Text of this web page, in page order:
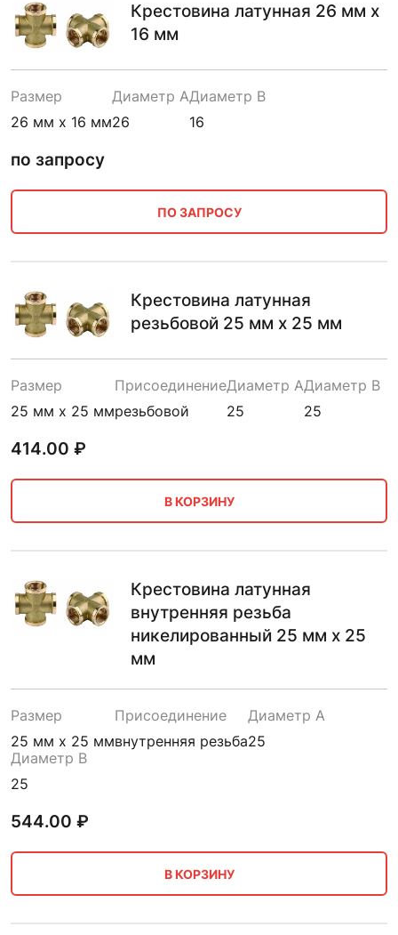
Крестовина латунная 26 мм х
16 мм
Размер
26 мм х 16 мм
Диаметр A
26
Диаметр B
16
по запросу
ПО ЗАПРОСУ
Крестовина латунная
резьбовой 25 мм х 25 мм
Размер
25 мм х 25 мм
Присоединение
резьбовой
Диаметр A
25
Диаметр B
25
414.00 ₽
В КОРЗИНУ
Крестовина латунная
внутренняя резьба
никелированный 25 мм х 25
мм
Размер
25 мм х 25 мм
Присоединение
внутренняя резьба
Диаметр A
25
Диаметр B
25
544.00 ₽
В КОРЗИНУ